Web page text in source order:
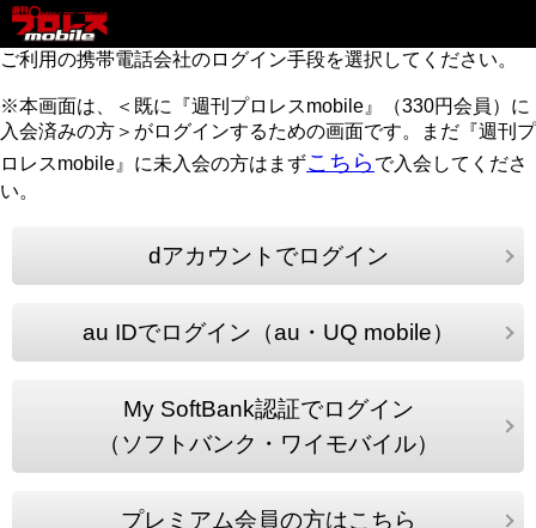
ご利用の携帯電話会社のログイン手段を選択してください。
※本画面は、＜既に『週刊プロレスmobile』（330円会員）に
入会済みの方＞がログインするための画面です。まだ『週刊プ
ロレスmobile』に未入会の方はまずこちら で入会してくださ
い。
dアカウントでログイン
au IDでログイン（au・UQ mobile）
My SoftBank認証でログイン
（ソフトバンク・ワイモバイル）
プレミアム会員の方はこちら